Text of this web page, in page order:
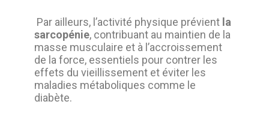
Par ailleurs, l’activité physique prévient la
sarcopénie, contribuant au maintien de la
masse musculaire et à l’accroissement
de la force, essentiels pour contrer les
effets du vieillissement et éviter les
maladies métaboliques comme le
diabète.